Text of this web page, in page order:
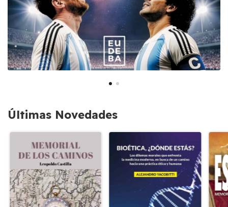
Últimas Novedades